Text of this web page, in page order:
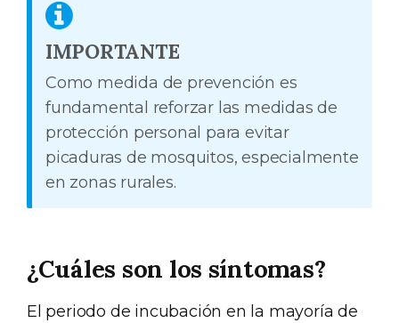
IMPORTANTE
Como medida de prevención es
fundamental reforzar las medidas de
protección personal para evitar
picaduras de mosquitos, especialmente
en zonas rurales.
¿Cuáles son los síntomas?
El periodo de incubación en la mayoría de